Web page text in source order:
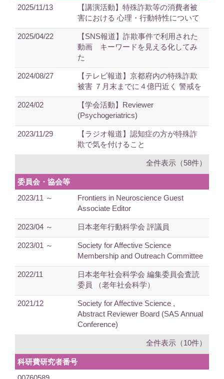
2025/11/13
【講演活動】特殊詐欺等の消費者被
害における 心理・行動特性について
2025/04/22
【SNS報道】詐欺事件で利用された
動画 キーワードを見える化してみ
た
2024/08/27
【テレビ報道】京都府内の特殊詐欺
被害 ７月末までに４億円近く 警戒を
2024/02
【学会活動】Reviewer
(Psychogeriatrics)
2023/11/29
【ラジオ報道】認知症の方が特殊詐
欺で気を付けること
全件表示（58件）
委員会・協会等
2023/11 ～
Frontiers in Neuroscience Guest
Associate Editor
2023/04 ～ 日本老年行動科学会 評議員
2023/01 ～
Society for Affective Science
Membership and Outreach Committee
2022/11
日本老年社会科学会 編集委員会査読
委員 （老年社会科学）
2021/12
Society for Affective Science ,
Abstract Reviewer Board (SAS Annual
Conference)
全件表示（10件）
科研費研究者番号